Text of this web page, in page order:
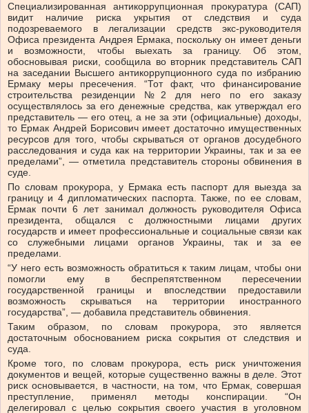
Специализированная антикоррупционная прокуратура (САП)
видит наличие риска укрытия от следствия и суда
подозреваемого в легализации средств экс-руководителя
Офиса президента Андрея Ермака, поскольку он имеет деньги
и возможности, чтобы выехать за границу. Об этом,
обосновывая риски, сообщила во вторник представитель САП
на заседании Высшего антикоррупционного суда по избранию
Ермаку меры пресечения. “Тот факт, что финансирование
строительства резиденции №2 для него по его заказу
осуществлялось за его денежные средства, как утверждал его
представитель — его отец, а не за эти (официальные) доходы,
то Ермак Андрей Борисович имеет достаточно имущественных
ресурсов для того, чтобы скрываться от органов досудебного
расследования и суда как на территории Украины, так и за ее
пределами”, — отметила представитель стороны обвинения в
суде.
По словам прокурора, у Ермака есть паспорт для выезда за
границу и 4 дипломатических паспорта. Также, по ее словам,
Ермак почти 6 лет занимал должность руководителя Офиса
президента, общался с должностными лицами других
государств и имеет профессиональные и социальные связи как
со служебными лицами органов Украины, так и за ее
пределами.
“У него есть возможность обратиться к таким лицам, чтобы они
помогли ему в беспрепятственном пересечении
государственной границы и впоследствии предоставили
возможность скрываться на территории иностранного
государства”, — добавила представитель обвинения.
Таким образом, по словам прокурора, это является
достаточным обоснованием риска сокрытия от следствия и
суда.
Кроме того, по словам прокурора, есть риск уничтожения
документов и вещей, которые существенно важны в деле. Этот
риск основывается, в частности, на том, что Ермак, совершая
преступление, применял методы конспирации. “Он
делегировал с целью сокрытия своего участия в уголовном